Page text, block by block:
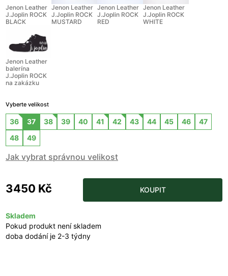
Jenon Leather
J.Joplin ROCK
BLACK
Jenon Leather
J.Joplin ROCK
MUSTARD
Jenon Leather
J.Joplin ROCK
RED
Jenon Leather
J.Joplin ROCK
WHITE
Jenon Leather
balerína
J.Joplin ROCK
na zakázku
Vyberte velikost
36 37 38 39 40 41 42 43 44 45 46
47
48
49
Jak vybrat správnou velikost
3450 Kč KOUPIT
Skladem
Pokud produkt není skladem
doba dodání je 2-3 týdny